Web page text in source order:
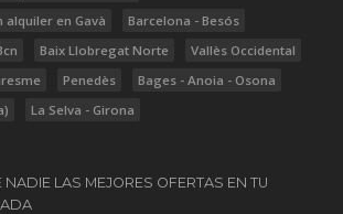
alquiler en Gavà
Barcelona - Besós
Baix Llobregat Norte
Vallès Occidental
Penedès
Bages - Anoia - Osona
La Selva - Girona
NADIE LAS MEJORES OFERTAS EN TU